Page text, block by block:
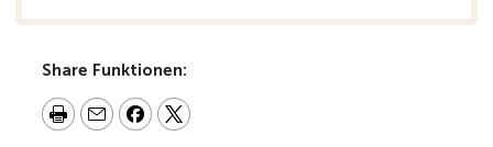
Share Funktionen: